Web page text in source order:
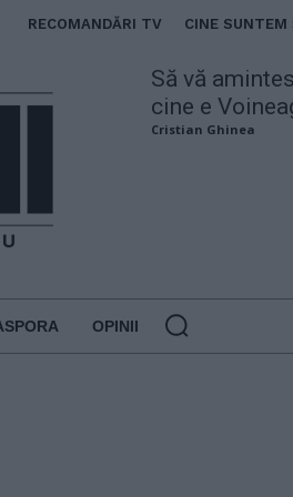
RECOMANDĂRI TV CINE SUNTEM
Să vă
cine e
Cristian Ghinea
OPINII